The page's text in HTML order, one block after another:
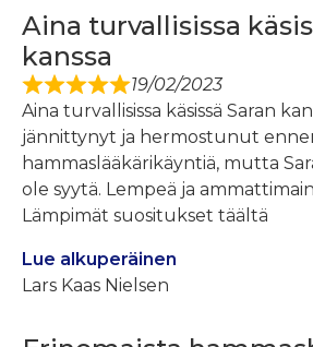
Aina turvallisissa
kanssa
19/02/2023
Aina turvallisissa käsissä Saran
jännittynyt ja hermostunut
hammaslääkärikäyntiä, mutta
ole syytä. Lempeä ja
Lämpimät suositukset täältä
Lue alkuperäinen
Lars Kaas Nielsen